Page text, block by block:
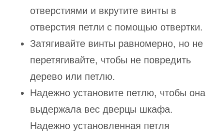
отверстиями и вкрутите винты в
отверстия петли с помощью отвертки.
Затягивайте винты равномерно, но не
перетягивайте, чтобы не повредить
дерево или петлю.
Надежно установите петлю, чтобы она
выдержала вес дверцы шкафа.
Надежно установленная петля